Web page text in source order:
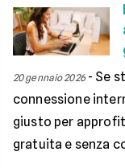
20 gennaio 2026- Se
connessione
giusto per
gratuita e senza